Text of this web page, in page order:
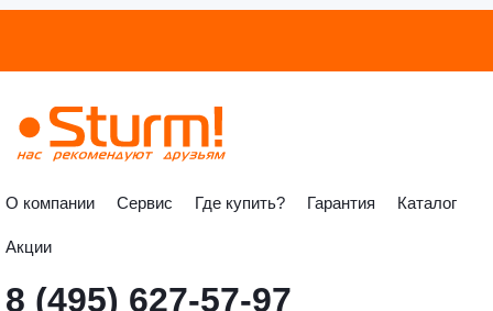
О компании Сервис Где купить? Гарантия Каталог
Акции
8 (495) 627-57-97